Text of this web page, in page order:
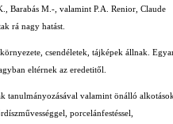
Barabás M.-, valamint P.A. Renior, Claude
rá nagy hatást.
csendéletek, tájképek állnak.
eltérnek az eredetitől.
tanulmányozásával valamint önálló alkotások
porcelánfestéssel,